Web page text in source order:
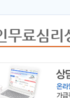
무료심리